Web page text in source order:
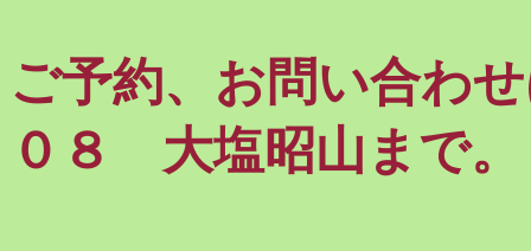
ご予約、お問い合わ
０８ 大塩昭山まで。